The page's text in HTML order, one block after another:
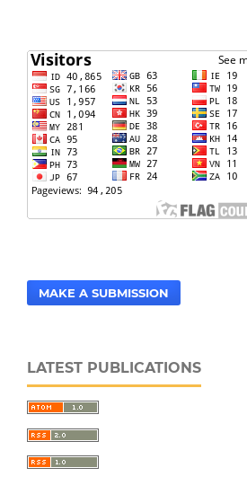
MAKE A SUBMISSION
LATEST PUBLICATIONS